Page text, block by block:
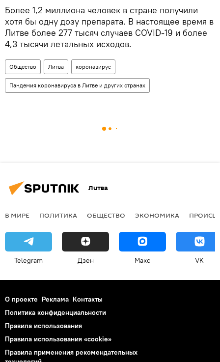
Более 1,2 миллиона человек в стране получили
хотя бы одну дозу препарата. В настоящее время в
Литве более 277 тысяч случаев COVID-19 и более
4,3 тысячи летальных исходов.
Общество Литва коронавирус
Пандемия коронавируса в Литве и других странах
Литва
В МИРЕ ПОЛИТИКА ОБЩЕСТВО ЭКОНОМИКА
Telegram Дзен Макс VK
О проекте Реклама Контакты
Политика конфиденциальности
Правила использования
Правила использования «cookie»
Правила применения рекомендательных